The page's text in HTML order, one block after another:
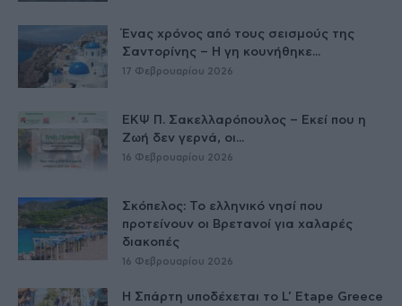
Ένας χρόνος από τους σεισμούς της
Σαντορίνης – Η γη κουνήθηκε...
17 Φεβρουαρίου 2026
ΕΚΨ Π. Σακελλαρόπουλος – Εκεί που η
Ζωή δεν γερνά, οι...
16 Φεβρουαρίου 2026
Σκόπελος: Το ελληνικό νησί που
προτείνουν οι Βρετανοί για χαλαρές
διακοπές
16 Φεβρουαρίου 2026
Η Σπάρτη υποδέχεται το L’ Etape Greece